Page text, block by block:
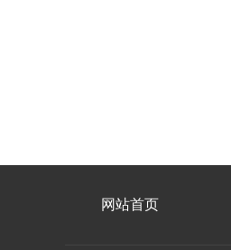
网站首页